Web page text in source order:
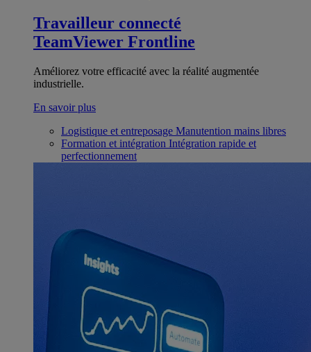
Travailleur connecté
TeamViewer Frontline
Améliorez votre efficacité avec la réalité augmentée
industrielle.
En savoir plus
Logistique et entreposage Manutention mains libres
Formation et intégration Intégration rapide et
perfectionnement